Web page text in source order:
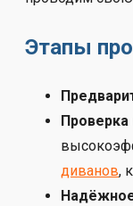
Этапы
диванов,